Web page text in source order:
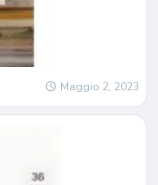
Maggio 2, 2023